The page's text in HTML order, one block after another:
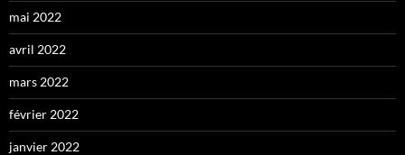
mai 2022
avril 2022
mars 2022
février 2022
janvier 2022